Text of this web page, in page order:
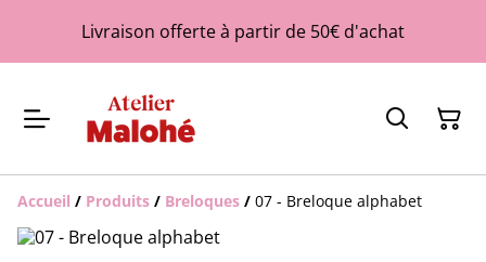
Livraison offerte à partir de 50€ d'achat
Accueil / Produits / Breloques / 07 - Breloque alphabet